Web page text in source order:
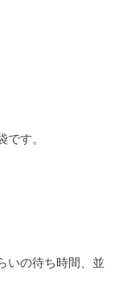
です。
いの待ち時間、並